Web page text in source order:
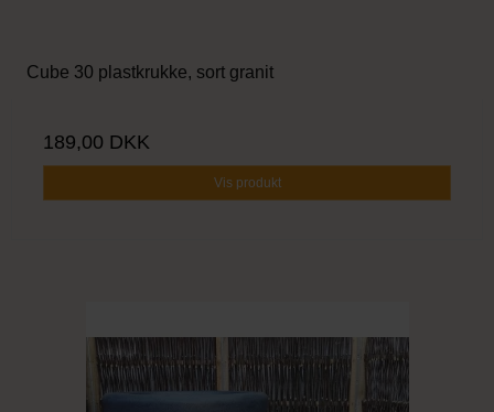
Cube 30 plastkrukke, sort granit
189,00 DKK
Vis produkt